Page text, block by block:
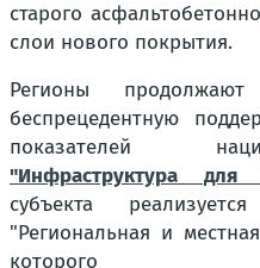
старого
слои нового покрытия.
Регионы
беспрецедентную
показателей
"Инфраструктура для
субъекта
"Региональная и
которого